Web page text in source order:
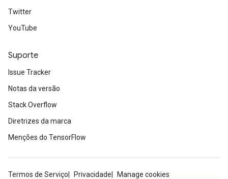
Twitter
YouTube
Suporte
Issue Tracker
Notas da versão
Stack Overflow
Diretrizes da marca
Menções do TensorFlow
Termos de Serviço Privacidade
Manage cookies